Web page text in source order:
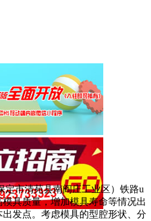
定市清苑县南阎庄工业区）铁路u
具质量，增加模具寿命等情况出
发点。考虑模具的型腔形状、分